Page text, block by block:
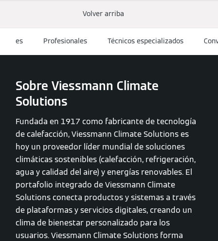
Volver arriba
es Profesionales Técnicos especializados
Sobre Viessmann Climate
Solutions
Fundada en 1917 como fabricante de tecnología
de calefacción, Viessmann Climate Solutions es
hoy un proveedor líder mundial de soluciones
climáticas sostenibles (calefacción, refrigeración,
agua y calidad del aire) y energías renovables. El
portafolio integrado de Viessmann Climate
Solutions conecta productos y sistemas a través
de plataformas y servicios digitales, creando un
clima de bienestar personalizado para los
usuarios. Viessmann Climate Solutions forma